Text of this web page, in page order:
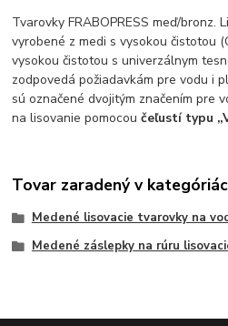
Tvarovky FRABOPRESS meď/bronz.
vyrobené z medi s vysokou čistotou
vysokou čistotou s univerzálnym
zodpovedá požiadavkám pre vodu i
sú označené dvojitým značením pre
na lisovanie pomocoučeľustí typu
Tovar zaradený v
Medené lisovacie tvarovky na
Medené záslepky na rúru